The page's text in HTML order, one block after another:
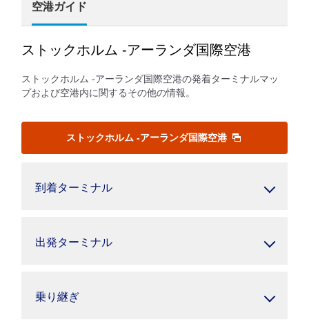
空港ガイド
ストックホルム -アーランダ国際空港
ストックホルム -アーランダ国際空港の発着ターミナルマッ
プおよび空港内に関するその他の情報。
ストックホルム -アーランダ国際空港
到着ターミナル
出発ターミナル
乗り継ぎ